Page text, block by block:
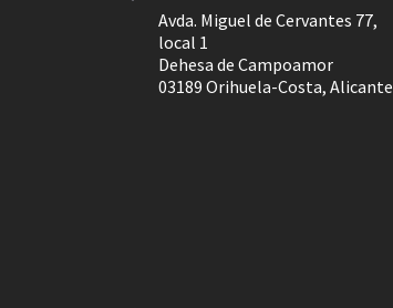
Avda. Miguel de Cervantes 77,
local 1
Dehesa de Campoamor
03189 Orihuela-Costa, Alicante